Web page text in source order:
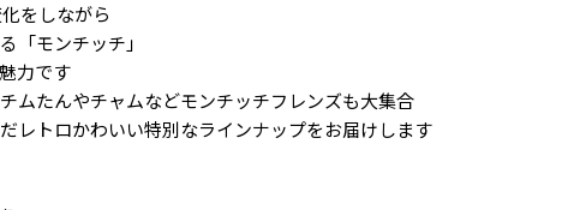
をしながら
「モンチッチ」
力です
ムたんやチャムなどモンチッチフレンズも大集合
レトロかわいい特別なラインナップをお届けします